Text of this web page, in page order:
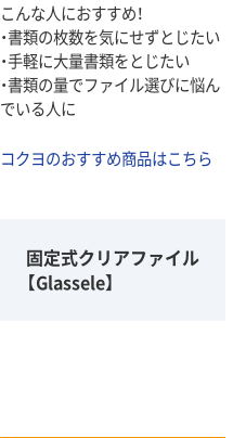
こんな人におすすめ！
・書類の枚数を気にせずとじたい
・手軽に大量書類をとじたい
・書類の量でファイル選びに悩ん
でいる人に
コクヨのおすすめ商品はこちら
固定式クリアファイル
【Glassele】